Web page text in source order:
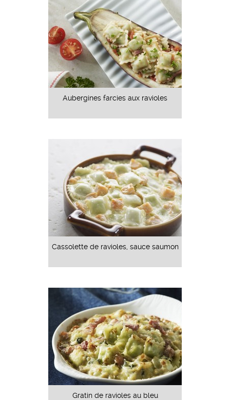
Aubergines farcies aux ravioles
Cassolette de ravioles, sauce saumon
Gratin de ravioles au bleu